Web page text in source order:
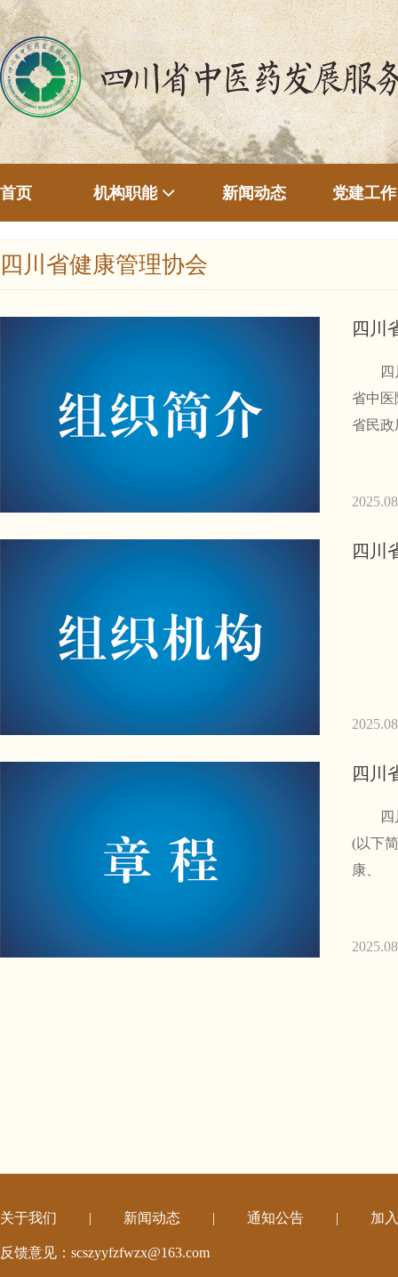
首页 机构职能 新闻动态 党建工作
四川省健康管理协会
四川
四川
省中医
省民政
四川
四川
四川
(以下
康、
关于我们 | 新闻动态 | 通知公告 | 加
反馈意见：scszyyfzfwzx@163.com